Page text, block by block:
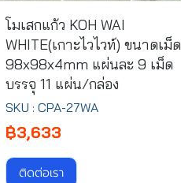
โมเสกแก้ว KOH WAI
WHITE(เกาะไวไวท์) ขนาดเม็ด
98x98x4mm แผ่นละ 9 เม็ด
บรรจุ 11 แผ่น/กล่อง
SKU : CPA-27WA
฿3,633
ติดต่อเรา